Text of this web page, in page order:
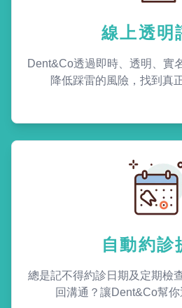
線上透明
Dent&Co透過即時、透明、實
降低踩雷的風險，找到真
自動約診
總是記不得約診日期及定期檢
回溝通？讓Dent&Co幫你